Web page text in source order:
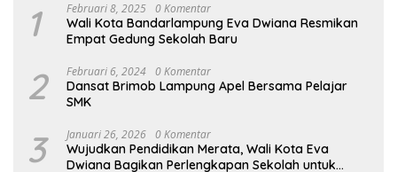
1 Februari 8, 2025 0 Komentar
Wali Kota Bandarlampung Eva Dwiana Resmikan
Empat Gedung Sekolah Baru
2 Februari 6, 2024 0 Komentar
Dansat Brimob Lampung Apel Bersama Pelajar
SMK
3 Januari 26, 2026 0 Komentar
Wujudkan Pendidikan Merata, Wali Kota Eva
Dwiana Bagikan Perlengkapan Sekolah untuk